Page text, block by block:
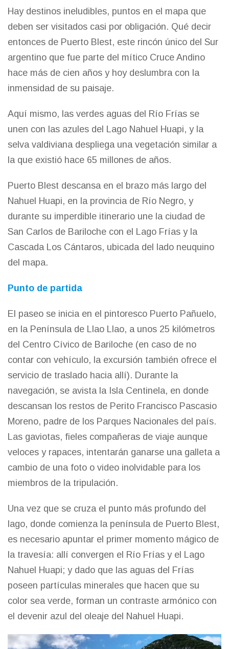
Hay destinos ineludibles, puntos en el mapa que
deben ser visitados casi por obligación. Qué decir
entonces de Puerto Blest, este rincón único del Sur
argentino que fue parte del mítico Cruce Andino
hace más de cien años y hoy deslumbra con la
inmensidad de su paisaje.
Aquí mismo, las verdes aguas del Río Frías se
unen con las azules del Lago Nahuel Huapi, y la
selva valdiviana despliega una vegetación similar a
la que existió hace 65 millones de años.
Puerto Blest descansa en el brazo más largo del
Nahuel Huapi, en la provincia de Río Negro, y
durante su imperdible itinerario une la ciudad de
San Carlos de Bariloche con el Lago Frías y la
Cascada Los Cántaros, ubicada del lado neuquino
del mapa.
Punto de partida
El paseo se inicia en el pintoresco Puerto Pañuelo,
en la Península de Llao Llao, a unos 25 kilómetros
del Centro Cívico de Bariloche (en caso de no
contar con vehículo, la excursión también ofrece el
servicio de traslado hacia allí). Durante la
navegación, se avista la Isla Centinela, en donde
descansan los restos de Perito Francisco Pascasio
Moreno, padre de los Parques Nacionales del país.
Las gaviotas, fieles compañeras de viaje aunque
veloces y rapaces, intentarán ganarse una galleta a
cambio de una foto o video inolvidable para los
miembros de la tripulación.
Una vez que se cruza el punto más profundo del
lago, donde comienza la península de Puerto Blest,
es necesario apuntar el primer momento mágico de
la travesía: allí convergen el Río Frías y el Lago
Nahuel Huapi; y dado que las aguas del Frías
poseen partículas minerales que hacen que su
color sea verde, forman un contraste armónico con
el devenir azul del oleaje del Nahuel Huapi.